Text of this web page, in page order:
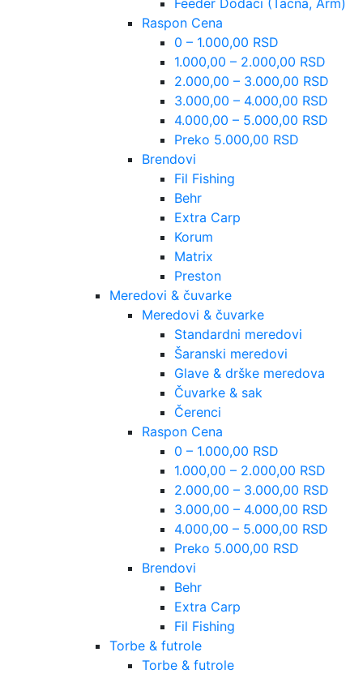
Raspon Cena
0 – 1.000,00 RSD
1.000,00 – 2.000,00 RSD
2.000,00 – 3.000,00 RSD
3.000,00 – 4.000,00 RSD
4.000,00 – 5.000,00 RSD
Preko 5.000,00 RSD
Brendovi
Fil Fishing
Behr
Extra Carp
Korum
Matrix
Preston
Meredovi & čuvarke
Meredovi & čuvarke
Standardni meredovi
Šaranski meredovi
Glave & drške meredova
Čuvarke & sak
Čerenci
Raspon Cena
0 – 1.000,00 RSD
1.000,00 – 2.000,00 RSD
2.000,00 – 3.000,00 RSD
3.000,00 – 4.000,00 RSD
4.000,00 – 5.000,00 RSD
Preko 5.000,00 RSD
Brendovi
Behr
Extra Carp
Fil Fishing
Torbe & futrole
Torbe & futrole